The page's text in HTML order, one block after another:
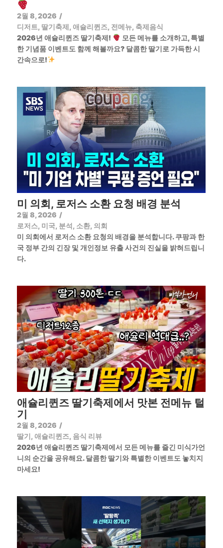
2월 8, 2026 /
디저트, 딸기축제, 애슐리퀸즈, 전메뉴, 축제음식
2026년 애슐리퀸즈 딸기축제!
모든 메뉴를 소개하고, 특별
한 기념품 이벤트도 함께 해볼까요? 달콤한 딸기로 가득한 시
간속으로!
미 의회, 로저스 소환 요청 배경 분석
2월 8, 2026 /
로저스, 미국, 분석, 소환, 의회
미 의회에서 로저스 소환 요청의 배경을 분석합니다. 쿠팡과 한
국 정부 간의 긴장 및 개인정보 유출 사건의 진실을 밝혀드립니
다.
애슐리퀸즈 딸기축제에서 맛본 전메뉴 털
기
2월 8, 2026 /
딸기, 애슐리퀸즈, 음식 리뷰
2026년 애슐리퀸즈 딸기축제에서 모든 메뉴를 즐긴 미식가언
니의 순간을 공유해요. 달콤한 딸기와 특별한 이벤트도 놓치지
마세요!